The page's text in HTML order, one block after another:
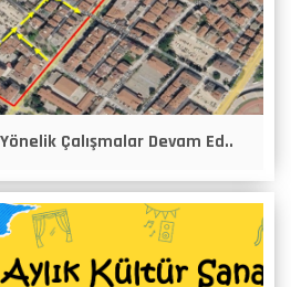
Çalışmalar Devam Ed..